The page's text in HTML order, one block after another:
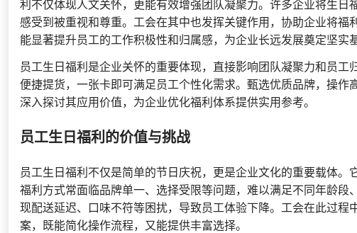
利不仅体现人文关怀，更能有效增强团队凝聚力。许多企业将生
感受到被重视和尊重。工会在其中也发挥关键作用，协助企业将福
能显著提升员工的工作积极性和归属感，为企业长远发展奠定坚实基
员工生日福利是企业关怀的重要体现，直接影响团队凝聚力和员
便捷提货，一张卡即可满足员工个性化需求。甄选优质品牌，操
深入探讨其应用价值，为企业优化福利体系提供实用参考。
员工生日福利的价值与挑战
员工生日福利不仅是简单的节日庆祝，更是企业文化的重要载体
福利方式常面临品牌单一、选择受限等问题，难以满足不同年龄
现配送延迟、口味不符等困扰，导致员工体验下降。工会在此过
案，既能简化操作流程，又能提供丰富选择。